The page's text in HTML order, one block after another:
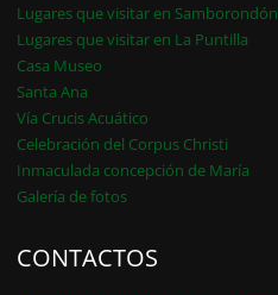
Lugares que visitar en Samborondón
Lugares que visitar en La Puntilla
Casa Museo
Santa Ana
Vía Crucis Acuático
Celebración del Corpus Christi
Inmaculada concepción de María
Galería de fotos
CONTACTOS